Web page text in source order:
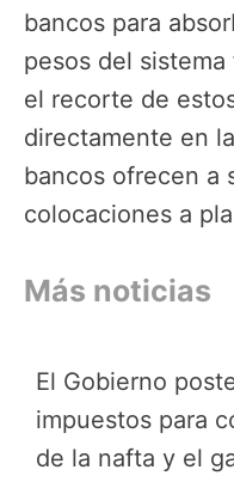
bancos para
pesos del
el recorte de
directamente en
bancos ofrecen a
colocaciones a
Más noticias
El Gobierno
impuestos para
de la nafta y el